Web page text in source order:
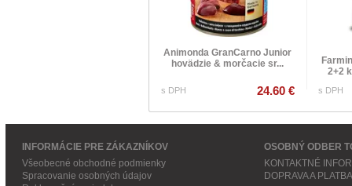
Animonda GranCarno Junior
hovädzie & morčacie sr...
s DPH 24.60 €
2+2
s DPH
INFORMÁCIE PRE ZÁKAZNÍKOV
Všeobecné obchodné podmienky
Spracovanie osobných údajov
OSOBNÝ ODBER
KONTAKTNÉ
DOPRAVA A PLATBA